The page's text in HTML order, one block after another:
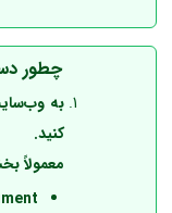
چطور
به
کنید.
معمولاً